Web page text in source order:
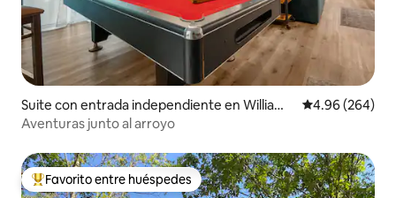
Suite con entrada independiente en Williams
burg
Calificación
4.96 (264)
Aventuras junto al arroyo
De los mejores en Favorito entre huéspedes
Favorito entre huéspedes